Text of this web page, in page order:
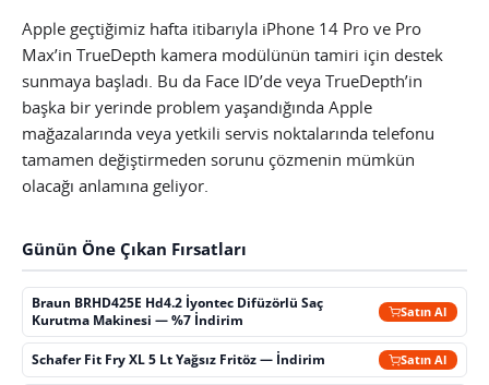
Apple geçtiğimiz hafta itibarıyla iPhone 14 Pro ve Pro
Max’in TrueDepth kamera modülünün tamiri için destek
sunmaya başladı. Bu da Face ID’de veya TrueDepth’in
başka bir yerinde problem yaşandığında Apple
mağazalarında veya yetkili servis noktalarında telefonu
tamamen değiştirmeden sorunu çözmenin mümkün
olacağı anlamına geliyor.
Günün Öne Çıkan Fırsatları
Braun BRHD425E Hd4.2 İyontec Difüzörlü Saç
Kurutma Makinesi — %7 İndirim
Satın Al
Schafer Fit Fry XL 5 Lt Yağsız Fritöz — İndirim Satın Al